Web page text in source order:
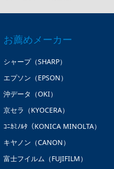
お薦めメーカー
シャープ（SHARP）
エプソン（EPSON）
沖データ（OKI）
京セラ（KYOCERA）
ｺﾆｶﾐﾉﾙﾀ（KONICA MINOLTA）
キヤノン（CANON）
富士フイルム（FUJIFILM）